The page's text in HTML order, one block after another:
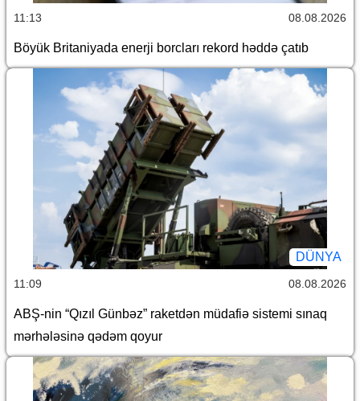
11:13 08.08.2026
Böyük Britaniyada enerji borcları rekord həddə çatıb
DÜNYA
11:09 08.08.2026
ABŞ-nin “Qızıl Günbəz” raketdən müdafiə sistemi sınaq
mərhələsinə qədəm qoyur